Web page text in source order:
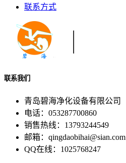
联系方式
联系我们
青岛碧海净化设备有限公司
电话：053287700860
销售热线：13793244549
邮箱：qingdaobihai@sian.com
QQ在线：1025768247